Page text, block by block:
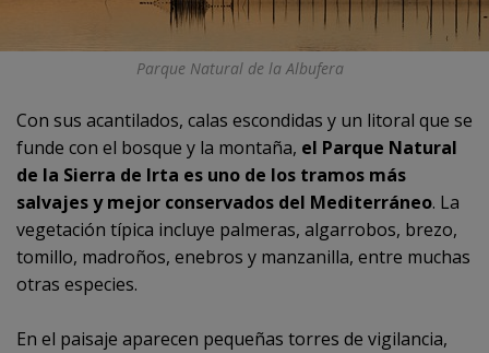
Parque Natural de la Albufera
Con sus acantilados, calas escondidas y un litoral que se
funde con el bosque y la montaña, el Parque Natural
de la Sierra de Irta es uno de los tramos más
salvajes y mejor conservados del Mediterráneo. La
vegetación típica incluye palmeras, algarrobos, brezo,
tomillo, madroños, enebros y manzanilla, entre muchas
otras especies.
En el paisaje aparecen pequeñas torres de vigilancia,